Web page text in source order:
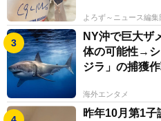
よろず～ニュース編集
NY沖で巨大ザ
体の可能性→シ
ジラ」の捕獲
海外エンタメ
昨年10月第1